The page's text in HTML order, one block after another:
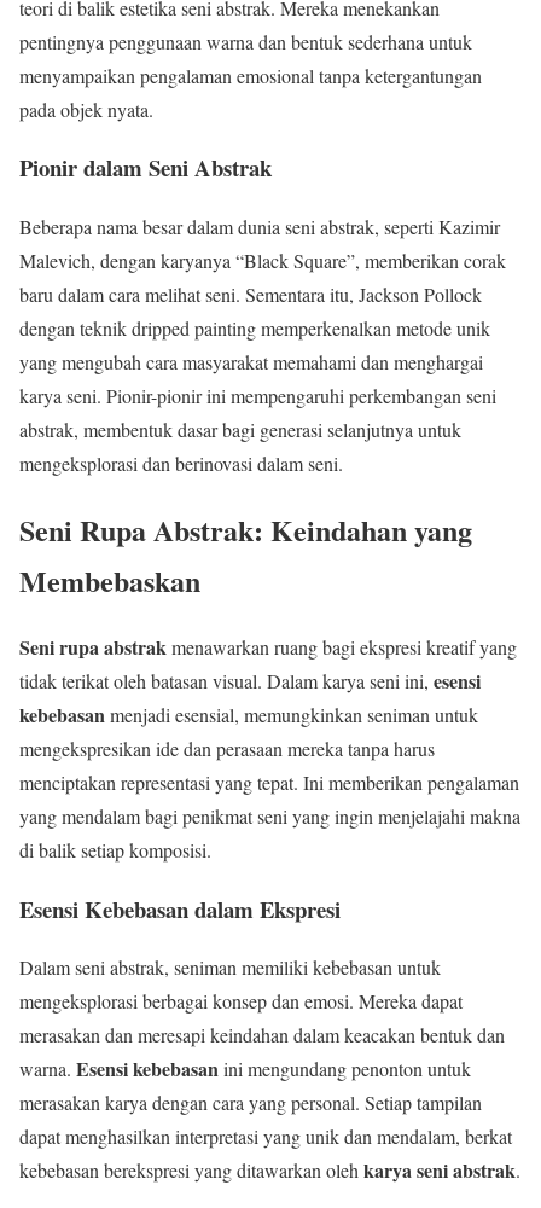
teori di balik estetika seni abstrak. Mereka menekankan
pentingnya penggunaan warna dan bentuk sederhana untuk
menyampaikan pengalaman emosional tanpa ketergantungan
pada objek nyata.
Pionir dalam Seni Abstrak
Beberapa nama besar dalam dunia seni abstrak, seperti Kazimir
Malevich, dengan karyanya “Black Square”, memberikan corak
baru dalam cara melihat seni. Sementara itu, Jackson Pollock
dengan teknik dripped painting memperkenalkan metode unik
yang mengubah cara masyarakat memahami dan menghargai
karya seni. Pionir-pionir ini mempengaruhi perkembangan seni
abstrak, membentuk dasar bagi generasi selanjutnya untuk
mengeksplorasi dan berinovasi dalam seni.
Seni Rupa Abstrak: Keindahan yang
Membebaskan
Seni rupa abstrakmenawarkan ruang bagi ekspresi kreatif yang
tidak terikat oleh batasan visual. Dalam karya seni ini, esensi
kebebasanmenjadi esensial, memungkinkan seniman untuk
mengekspresikan ide dan perasaan mereka tanpa harus
menciptakan representasi yang tepat. Ini memberikan pengalaman
yang mendalam bagi penikmat seni yang ingin menjelajahi makna
di balik setiap komposisi.
Esensi Kebebasan dalam Ekspresi
Dalam seni abstrak, seniman memiliki kebebasan untuk
mengeksplorasi berbagai konsep dan emosi. Mereka dapat
merasakan dan meresapi keindahan dalam keacakan bentuk dan
warna. Esensi kebebasanini mengundang penonton untuk
merasakan karya dengan cara yang personal. Setiap tampilan
dapat menghasilkan interpretasi yang unik dan mendalam, berkat
kebebasan berekspresi yang ditawarkan olehkarya seni abstrak.